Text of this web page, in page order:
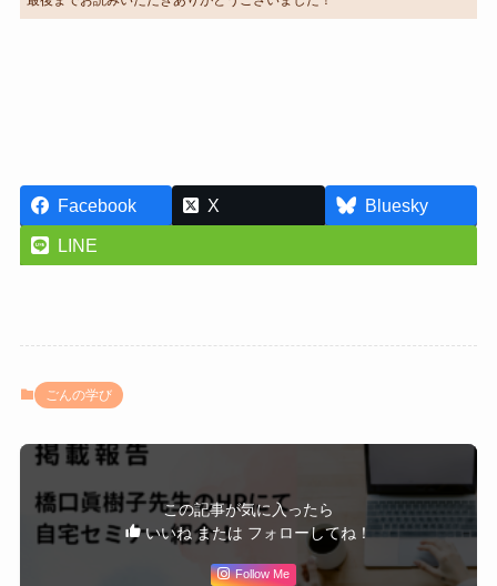
Facebook X
Bluesky
LINE
ごんの学び
この記事が気に入ったら
いいね または フォローしてね！
Follow Me